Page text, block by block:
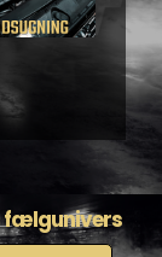
fælgunivers